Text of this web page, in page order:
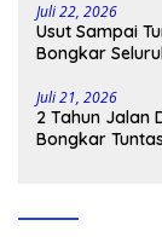
Juli 22, 2026
Usut Sampai
Bongkar
Juli 21, 2026
2 Tahun Jalan
Bongkar